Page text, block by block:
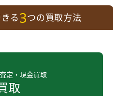
る3つの買取方法
定・現金買取
取